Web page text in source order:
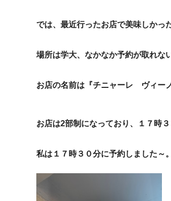
では、最近行ったお店で美味しかっ
場所は学大、なかなか予約が取れな
お店の名前は『チニャーレ ヴィ
お店は2部制になっており、１７時
私は１７時３０分に予約しました～。